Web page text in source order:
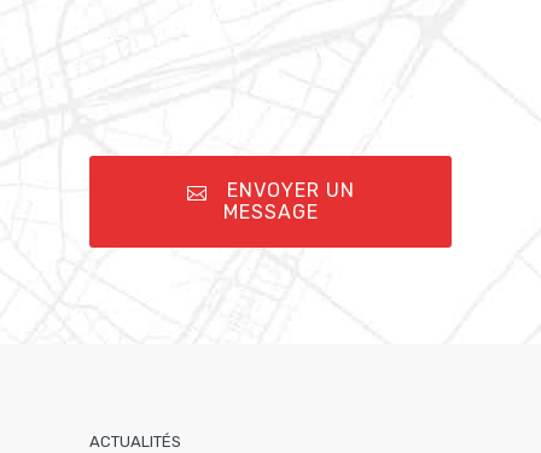
ENVOYER UN
MESSAGE
ACTUALITÉS